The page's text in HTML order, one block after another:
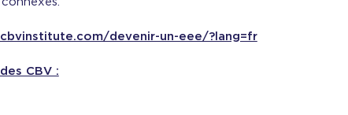
devenir-un-eee/?lang=fr
CBV :